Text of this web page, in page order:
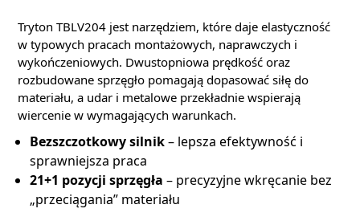
Tryton TBLV204 jest narzędziem, które daje elastyczność
w typowych pracach montażowych, naprawczych i
wykończeniowych. Dwustopniowa prędkość oraz
rozbudowane sprzęgło pomagają dopasować siłę do
materiału, a udar i metalowe przekładnie wspierają
wiercenie w wymagających warunkach.
Bezszczotkowy silnik– lepsza efektywność i
sprawniejsza praca
21+1 pozycji sprzęgła – precyzyjne wkręcanie bez
„przeciągania” materiału